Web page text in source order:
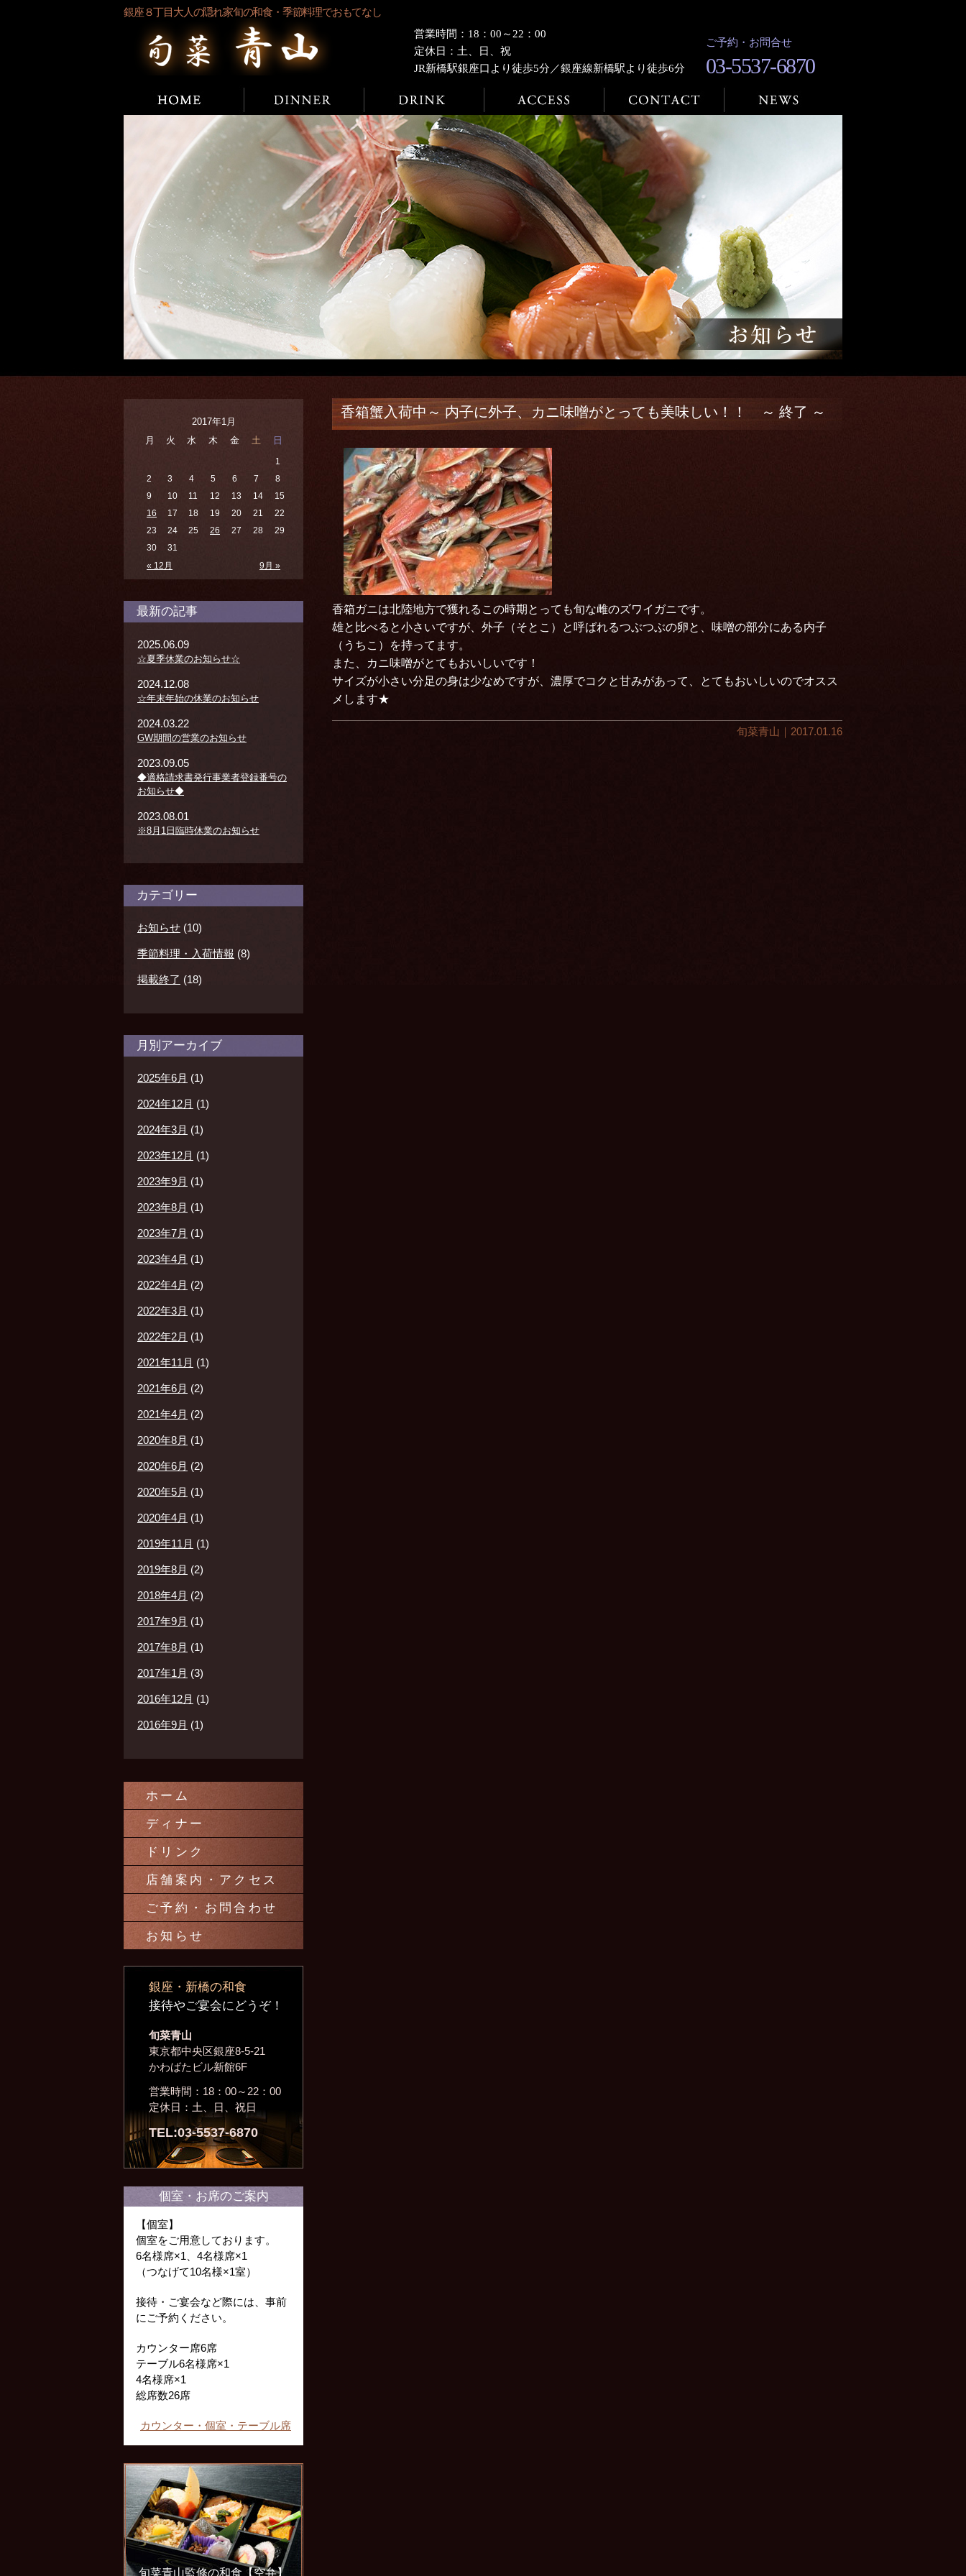
銀座８丁目大人の隠れ家旬の和食・季節料理でおもてなし
営業時間：18：00～22：00
定休日：土、日、祝
JR新橋駅銀座口より徒歩5分／銀座線新橋駅より徒歩6分
ご予約・お問合せ
03-5537-6870
ホーム ディナー ドリンク 店舗案内・アクセス
香箱蟹入荷中～ 内子に外子、カニ味噌がとっても美味しい！！ ～ 終了 ～
香箱ガニは北陸地方で獲れるこの時期とっても旬な雌のズワイガニです。
雄と比べると小さいですが、外子（そとこ）と呼ばれるつぶつぶの卵と、味噌の部分にある内子
（うちこ）を持ってます。
また、カニ味噌がとてもおいしいです！
サイズが小さい分足の身は少なめですが、濃厚でコクと甘みがあって、とてもおいしいのでオスス
メします★
旬菜青山｜2017.01.16
2017年1月
月
火 水 木 金 土 日
« 12月 9月 »
1
2
3 4 5 6 7
8
9
10 11 12 13 14
15
16
17 18 19 20 21
22
23
24 25 26 27 28
29
30
31
最新の記事
2025.06.09
☆夏季休業のお知らせ☆
2024.12.08
☆年末年始の休業のお知らせ
2024.03.22
GW期間の営業のお知らせ
2023.09.05
◆適格請求書発行事業者登録番号の
お知らせ◆
2023.08.01
※8月1日臨時休業のお知らせ
カテゴリー
お知らせ (10)
季節料理・入荷情報 (8)
掲載終了 (18)
月別アーカイブ
2025年6月 (1)
2024年12月 (1)
2024年3月 (1)
2023年12月 (1)
2023年9月 (1)
2023年8月 (1)
2023年7月 (1)
2023年4月 (1)
2022年4月 (2)
2022年3月 (1)
2022年2月 (1)
2021年11月 (1)
2021年6月 (2)
2021年4月 (2)
2020年8月 (1)
2020年6月 (2)
2020年5月 (1)
2020年4月 (1)
2019年11月 (1)
2019年8月 (2)
2018年4月 (2)
2017年9月 (1)
2017年8月 (1)
2017年1月 (3)
2016年12月 (1)
2016年9月 (1)
ホーム
ディナー
ドリンク
店舗案内・アクセス
ご予約・お問合わせ
お知らせ
銀座・新橋の和食
接待やご宴会にどうぞ！
旬菜青山
東京都中央区銀座8-5-21
かわばたビル新館6F
営業時間：18：00～22：00
定休日：土、日、祝日
TEL:03-5537-6870
個室・お席のご案内
【個室】
個室をご用意しております。
6名様席×1、4名様席×1
（つなげて10名様×1室）
接待・ご宴会など際には、事前
にご予約ください。
カウンター席6席
テーブル6名様席×1
4名様席×1
総席数26席
カウンター・個室・テーブル席
旬菜青山監修の和食【空弁】